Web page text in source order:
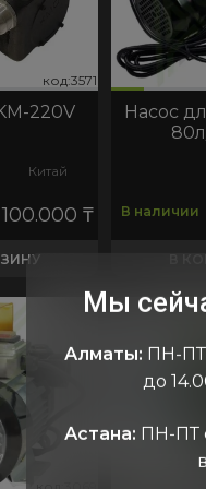
код:3571
220V
Китай
100.000₸
код:10410
Насос
В наличии
В
код:7248
Мы
Алматы: ПН-ПТ
до
Астана: ПН-ПТ